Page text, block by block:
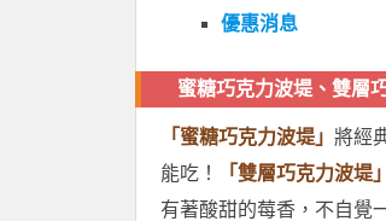
優惠消息
蜜糖巧克力波堤、雙層
「蜜糖巧克力波堤」 將經
能吃！
「雙層巧克力波堤」
有著酸甜的莓香，不自覺